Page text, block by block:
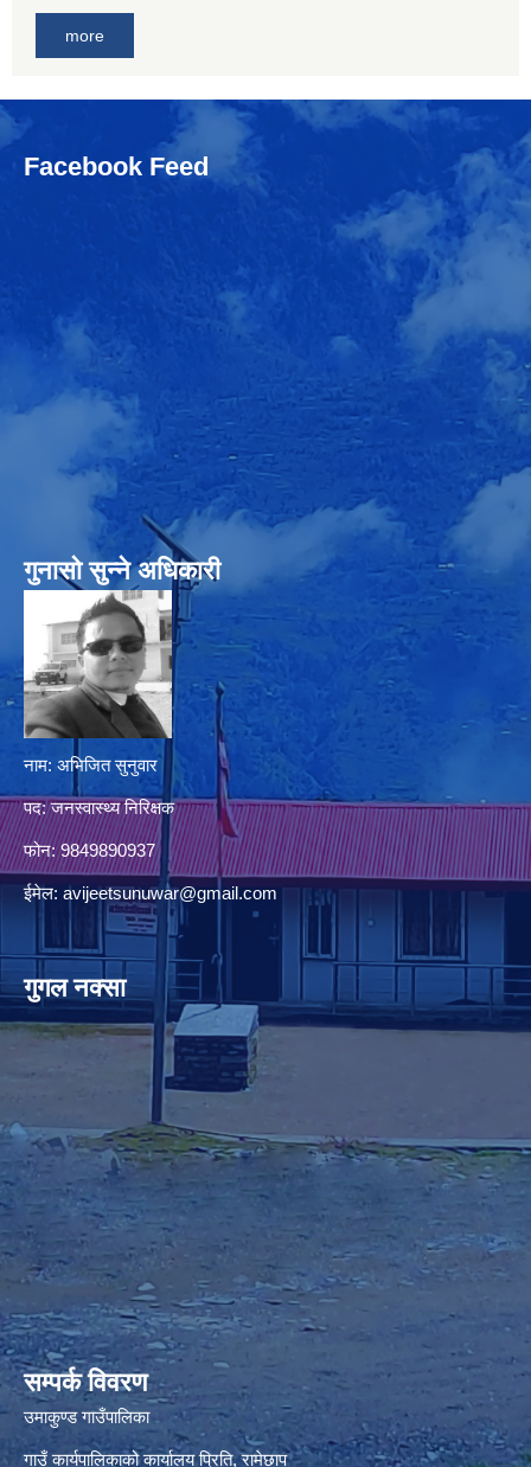
more
Facebook Feed
गुनासो सुन्‍ने अधिकारी
नाम: अभिजित सुनुवार
पद: जनस्वास्थ्य निरिक्षक
फोन: 9849890937
ईमेल: avijeetsunuwar@gmail.com
गुगल नक्सा
premium bootstrap themes
सम्पर्क विवरण
उमाकुण्ड गाउँपालिका
गाउँ कार्यपालिकाको कार्यालय प्रिति, रामेछाप